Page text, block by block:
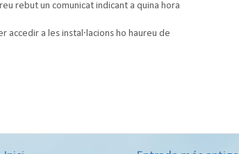
rebut un comunicat indicant a quina hora
accedir a les instal∙lacions ho haureu de